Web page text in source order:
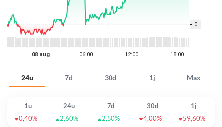
24u 7d 30d 1j Max
1u 24u 7d 30d
1j
0,40%
2,60% 2,50% 4,00% 59,60%